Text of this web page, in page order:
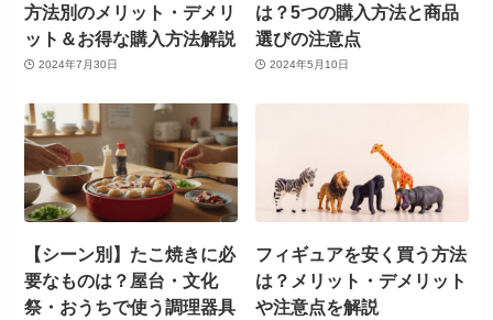
方法別のメリット・デメリ
ット＆お得な購入方法解説
2024年7月30日
は？5つの購入方法と商品
選びの注意点
2024年5月10日
【シーン別】たこ焼きに必
要なものは？屋台・文化
祭・おうちで使う調理器具
フィギュアを安く買う方法
は？メリット・デメリット
や注意点を解説